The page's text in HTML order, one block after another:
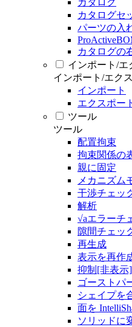
カタログ
カタログセ
パーツの入
カタログの
インポート/エ
インポート/エク
インポート
エクスポー
ツール
ツール
配置拘束
拘束関係の
親に固定
メカニズム
干渉チェッ
解析
√aエラーチ
隙間チェッ
再生成
表示を再作
抑制[非表示]
ゴーストパ
シェイプを
面を
ソリッドに